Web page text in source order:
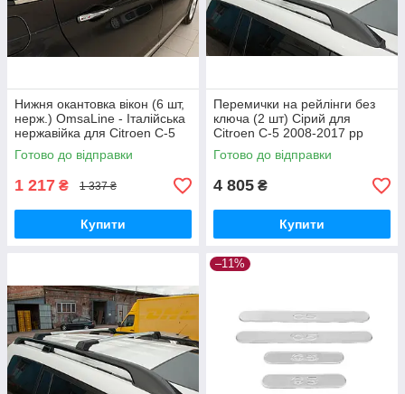
Нижня окантовка вікон (6 шт,
нерж.) OmsaLine - Італійська
нержавійка для Citroen C-5
2008-2017 рр
Готово до відправки
1 217 ₴ 1 337 ₴
Купити
Перемички на рейлінги без
ключа (2 шт) Сірий для
Citroen C-5 2008-2017 рр
Готово до відправки
4 805 ₴
Купити
–11%